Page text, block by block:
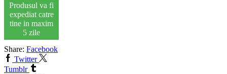
Produsul va fi
expediat catre
tine in maxim
5 zile
Share: Facebook
Twitter
Tumblr